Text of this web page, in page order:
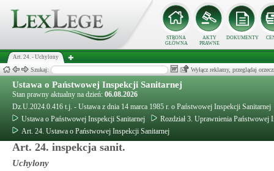
STRONA
GŁÓWNA
AKTY
PRAWNE
DOKUMENTY
Art. 24. - Uchylony
Szukaj: Wyłącz reklamy, przeglądaj
Ustawa o Państwowej Inspekcji Sanitarnej
Stan prawny aktualny na dzień: 06.08.2026
Dz.U.2024.0.416 t.j. - Ustawa z dnia 14 marca 1985 r. o Państwowej Inspekcji Sanitarnej
Ustawa o Państwowej Inspekcji Sanitarnej
Rozdział 3. Uprawnienia Państwowej
Art. 24. Ustawa o Państwowej Inspekcji Sanitarnej
Art. 24. inspekcja sanit.
Uchylony